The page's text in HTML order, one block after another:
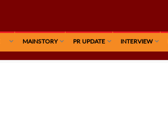
MAINSTORY PR UPDATE INTERVIEW